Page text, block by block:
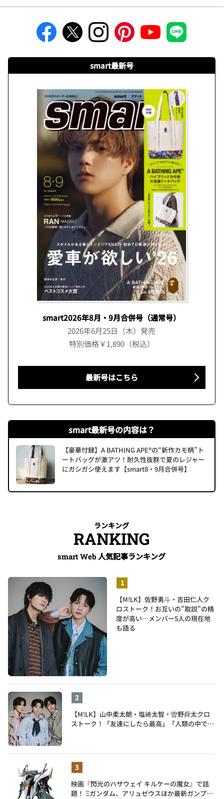
smart最新号
smart2026年8月・9月合併号（通常号）
2026年6月25日（木）発売
特別価格￥1,890（税込）
最新号はこちら
smart最新号の内容は？
【豪華付録】A BATHING APE®の“新作カモ柄”ト
ートバッグが激アツ！耐久性抜群で夏のレジャー
にガシガシ使えます【smart8・9月合併号】
ランキング
RANKING
smart Web 人気記事ランキング
【M!LK】佐野勇斗・吉田仁人ク
ロストーク！お互いの"取説"の精
度が高い…メンバー5人の現在地
も語る
【M!LK】山中柔太朗・塩﨑太智・曽野舜太クロ
ストーク！「友達にしたら最高」「人類の中で桁
映画『閃光のハサウェイ キルケーの魔女』で話
題！ Ξガンダム、アリュゼウスほか最新ガンプラ